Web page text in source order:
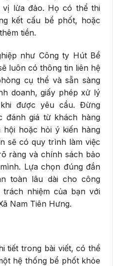
lừa đảo. Họ có thể thi
kết cấu bể phốt, hoặc
tiền.
như Công ty Hút Bể
luôn có thông tin liên hệ
cụ thể và sẵn sàng
doanh, giấy phép xử lý
được yêu cầu. Đừng
đánh giá từ khách hàng
hoặc hỏi ý kiến hàng
sẽ có quy trình làm việc
ràng và chính sách bảo
Lựa chọn đúng đắn
toàn lâu dài cho công
nhiệm của bạn với
Nam Tiên Hưng.
tiết trong bài viết, có thể
hệ thống bể phốt khỏe